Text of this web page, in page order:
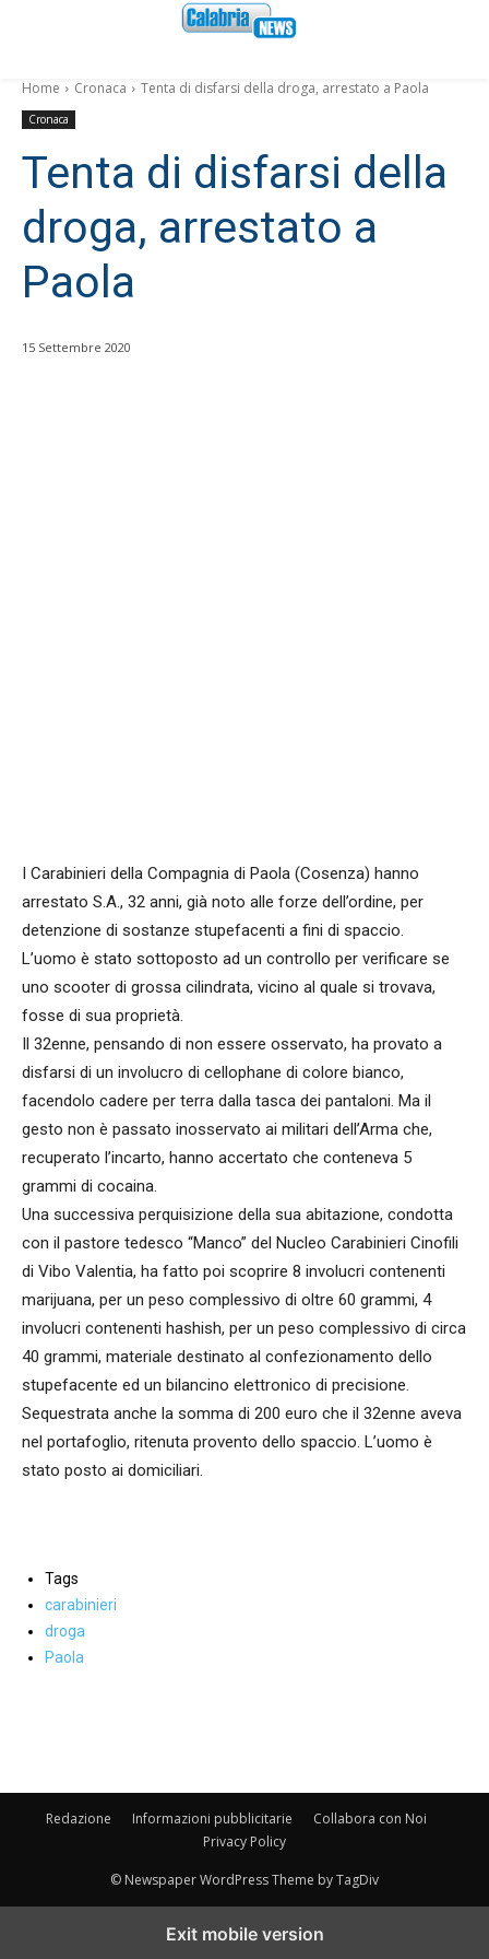
Home Cronaca Tenta di disfarsi della droga, arrestato a Paola
Cronaca
Tenta di disfarsi della
droga, arrestato a
Paola
15 Settembre 2020
I Carabinieri della Compagnia di Paola (Cosenza) hanno
arrestato S.A., 32 anni, già noto alle forze dell’ordine, per
detenzione di sostanze stupefacenti a fini di spaccio.
L’uomo è stato sottoposto ad un controllo per verificare se
uno scooter di grossa cilindrata, vicino al quale si trovava,
fosse di sua proprietà.
Il 32enne, pensando di non essere osservato, ha provato a
disfarsi di un involucro di cellophane di colore bianco,
facendolo cadere per terra dalla tasca dei pantaloni. Ma il
gesto non è passato inosservato ai militari dell’Arma che,
recuperato l’incarto, hanno accertato che conteneva 5
grammi di cocaina.
Una successiva perquisizione della sua abitazione, condotta
con il pastore tedesco “Manco” del Nucleo Carabinieri Cinofili
di Vibo Valentia, ha fatto poi scoprire 8 involucri contenenti
marijuana, per un peso complessivo di oltre 60 grammi, 4
involucri contenenti hashish, per un peso complessivo di circa
40 grammi, materiale destinato al confezionamento dello
stupefacente ed un bilancino elettronico di precisione.
Sequestrata anche la somma di 200 euro che il 32enne aveva
nel portafoglio, ritenuta provento dello spaccio. L’uomo è
stato posto ai domiciliari.
Tags
carabinieri
droga
Paola
Redazione Informazioni pubblicitarie
Collabora con Noi
Privacy Policy
© Newspaper WordPress Theme by TagDiv
Exit mobile version